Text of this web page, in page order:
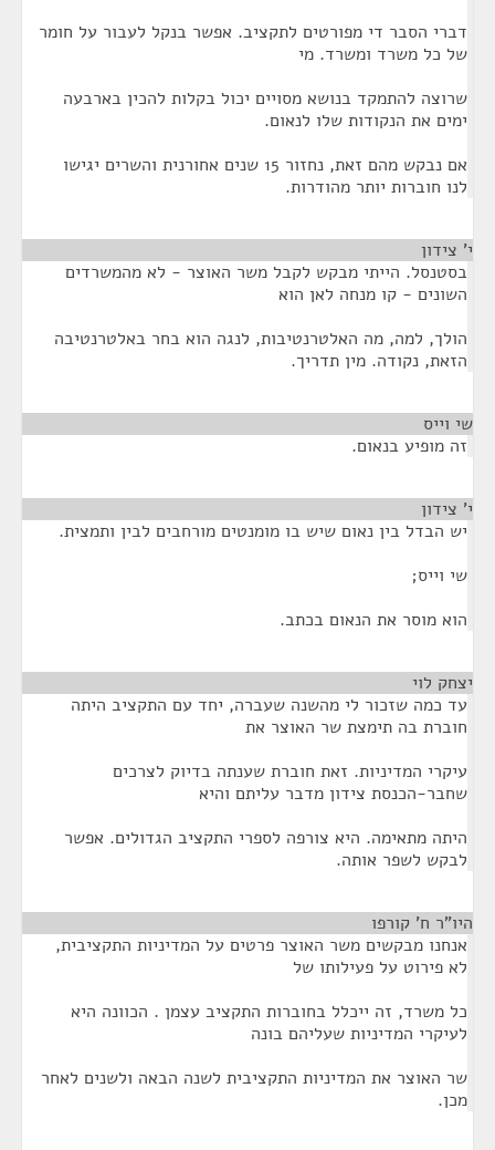
דברי הסבר די מפורטים לתקציב. אפשר בנקל לעבור על חומר
של כל משרד ומשרד. מי
שרוצה להתמקד בנושא מסויים יכול בקלות להכין בארבעה
ימים את הנקודות שלו לנאום.
אם נבקש מהם זאת, נחזור 15 שנים אחורנית והשרים יגישו
לנו חוברות יותר מהודרות.
י' צידון
בסטנסל. הייתי מבקש לקבל משר האוצר - לא מהמשרדים
השונים - קו מנחה לאן הוא
הולך, למה, מה האלטרנטיבות, לנגה הוא בחר באלטרנטיבה
הזאת, נקודה. מין תדריך.
שי וייס
זה מופיע בנאום.
י' צידון
יש הבדל בין נאום שיש בו מומנטים מורחבים לבין ותמצית.
שי וייס;
הוא מוסר את הנאום בכתב.
יצחק לוי
עד כמה שזכור לי מהשנה שעברה, יחד עם התקציב היתה
חוברת בה תימצת שר האוצר את
עיקרי המדיניות. זאת חוברת שענתה בדיוק לצרכים
שחבר-הכנסת צידון מדבר עליתם והיא
היתה מתאימה. היא צורפה לספרי התקציב הגדולים. אפשר
לבקש לשפר אותה.
היו"ר ח' קורפו
אנחנו מבקשים משר האוצר פרטים על המדיניות התקציבית,
לא פירוט על פעילותו של
כל משרד, זה ייכלל בחוברות התקציב עצמן . הכוונה היא
לעיקרי המדיניות שעליהם בונה
שר האוצר את המדיניות התקציבית לשנה הבאה ולשנים לאחר
מכן.